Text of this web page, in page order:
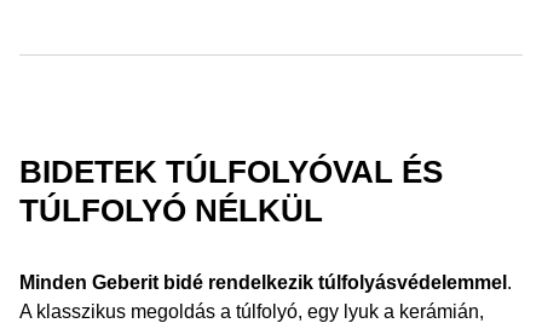
BIDETEK TÚLFOLYÓVAL ÉS
TÚLFOLYÓ NÉLKÜL
Minden Geberit bidé rendelkezik túlfolyásvédelemmel .
A klasszikus megoldás a túlfolyó, egy lyuk a kerámián,